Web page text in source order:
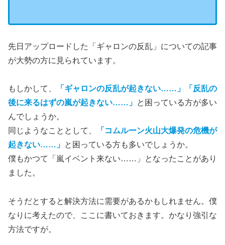
先日アップロードした「ギャロンの反乱」についての記事
が大勢の方に見られています。
もしかして、
「ギャロンの反乱が起きない……」「反乱の
後に来るはずの嵐が起きない……」 と困っている方が多い
んでしょうか。
同じようなこととして、
「コムルーン火山大爆発の危機が
起きない……」 と困っている方も多いでしょうか。
僕もかつて「嵐イベント来ない……」となったことがあり
ました。
そうだとすると解決方法に需要があるかもしれません。僕
なりに考えたので、ここに書いておきます。かなり強引な
方法ですが。